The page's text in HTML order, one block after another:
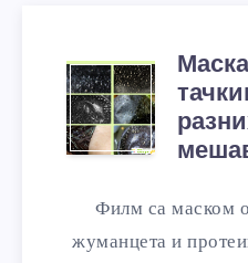
Филм са маском
жуманцета и